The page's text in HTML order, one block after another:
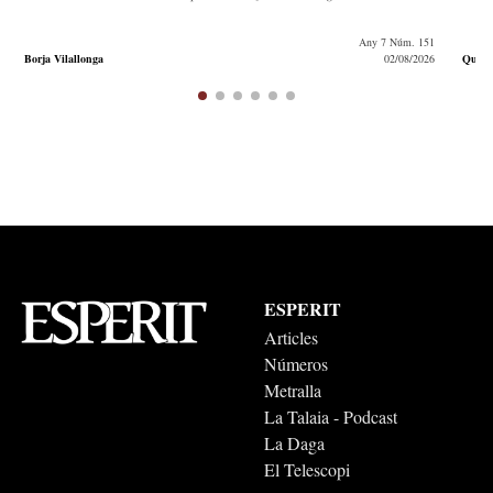
Borja Vilallonga
Any 7 Núm. 151
02/08/2026
Quim
ESPERIT
Articles
Números
Metralla
La Talaia - Podcast
La Daga
El Telescopi